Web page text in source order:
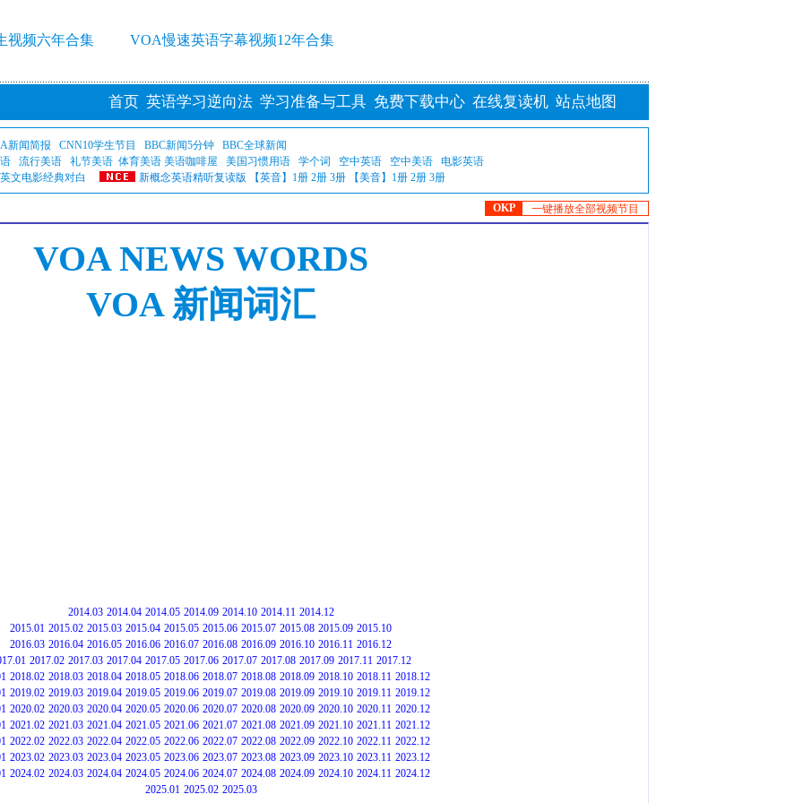
视频六年合集 VOA慢速英语字幕视频12年合集
首页 英语学习逆向法 学习准备与工具 免费下载中心 在线复读机 站点地图
新闻简报 CNN10学生节目 BBC新闻5分钟
BBC全球新闻
流行美语 礼节美语 体育美语 美语咖啡屋 美国习惯用语 学个词 空中英语 空中美语
电影英语
英文电影经典对白 新概念英语精听复读版 【英音】 1册 2册 3册 【美音】 1册 2册 3册
OKP 一键播放全部视频节目
VOA NEWS WORDS
VOA 新闻词汇
2014.03 2014.04 2014.05 2014.09 2014.10 2014.11 2014.12
2015.01 2015.02 2015.03 2015.04 2015.05 2015.06 2015.07 2015.08 2015.09 2015.10
2016.03 2016.04 2016.05 2016.06 2016.07 2016.08 2016.09 2016.10 2016.11 2016.12
2017.02 2017.03 2017.04 2017.05 2017.06 2017.07 2017.08 2017.09 2017.11 2017.12
2018.02 2018.03 2018.04 2018.05 2018.06 2018.07 2018.08 2018.09 2018.10 2018.11 2018.12
2019.02 2019.03 2019.04 2019.05 2019.06 2019.07 2019.08 2019.09 2019.10 2019.11 2019.12
2020.02 2020.03 2020.04 2020.05 2020.06 2020.07 2020.08 2020.09 2020.10 2020.11 2020.12
2021.02 2021.03 2021.04 2021.05 2021.06 2021.07 2021.08 2021.09 2021.10 2021.11 2021.12
2022.02 2022.03 2022.04 2022.05 2022.06 2022.07 2022.08 2022.09 2022.10 2022.11 2022.12
2023.02 2023.03 2023.04 2023.05 2023.06 2023.07 2023.08 2023.09 2023.10 2023.11 2023.12
2024.02 2024.03 2024.04 2024.05 2024.06 2024.07 2024.08 2024.09 2024.10 2024.11 2024.12
2025.01 2025.02 2025.03